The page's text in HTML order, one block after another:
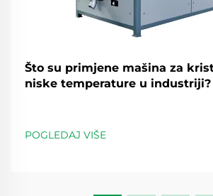
Što su primjene mašina za
niske temperature u industriji?
POGLEDAJ VIŠE